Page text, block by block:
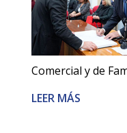
Comercial y de
LEER MÁS